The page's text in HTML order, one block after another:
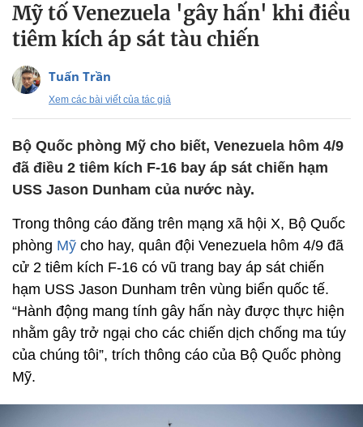
Mỹ tố Venezuela 'gây hấn' khi điều
tiêm kích áp sát tàu chiến
Tuấn Trần
Xem các bài viết của tác giả
Bộ Quốc phòng Mỹ cho biết, Venezuela hôm 4/9
đã điều 2 tiêm kích F-16 bay áp sát chiến hạm
USS Jason Dunham của nước này.
Trong thông cáo đăng trên mạng xã hội X, Bộ Quốc
phòng Mỹ cho hay, quân đội Venezuela hôm 4/9 đã
cử 2 tiêm kích F-16 có vũ trang bay áp sát chiến
hạm USS Jason Dunham trên vùng biển quốc tế.
“Hành động mang tính gây hấn này được thực hiện
nhằm gây trở ngại cho các chiến dịch chống ma túy
của chúng tôi”, trích thông cáo của Bộ Quốc phòng
Mỹ.